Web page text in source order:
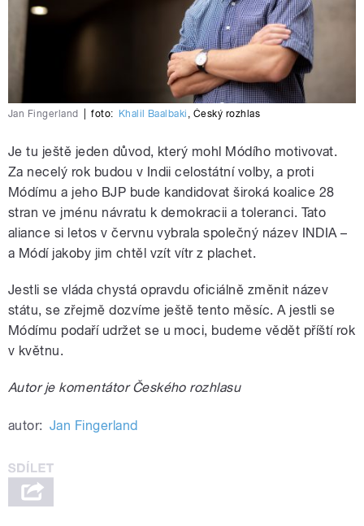
Jan Fingerland foto: Khalil Baalbaki , Český rozhlas
Je tu ještě jeden důvod, který mohl Módího motivovat.
Za necelý rok budou v Indii celostátní volby, a proti
Módímu a jeho BJP bude kandidovat široká koalice 28
stran ve jménu návratu k demokracii a toleranci. Tato
aliance si letos v červnu vybrala společný název INDIA –
a Módí jakoby jim chtěl vzít vítr z plachet.
Jestli se vláda chystá opravdu oficiálně změnit název
státu, se zřejmě dozvíme ještě tento měsíc. A jestli se
Módímu podaří udržet se u moci, budeme vědět příští rok
v květnu.
Autor je komentátor Českého rozhlasu
autor: Jan Fingerland